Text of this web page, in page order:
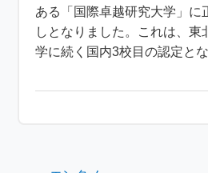
ある「国際卓越研究大学」に
しとなりました。これは、東
学に続く国内3校目の認定と